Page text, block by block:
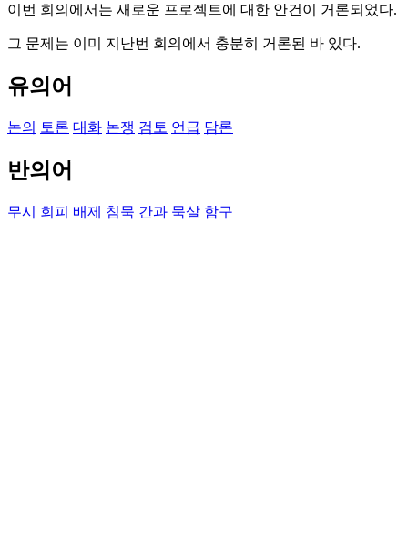
이번 회의에서는 새로운 프로젝트에 대한 안건이 거론되었다.
그 문제는 이미 지난번 회의에서 충분히 거론된 바 있다.
유의어
논의 토론 대화 논쟁 검토 언급 담론
반의어
무시 회피 배제 침묵 간과 묵살 함구